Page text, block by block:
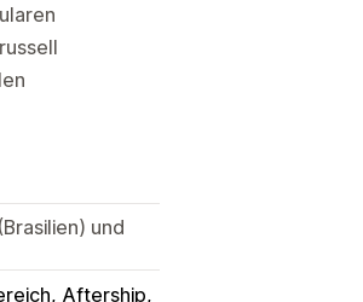
und
Aftership